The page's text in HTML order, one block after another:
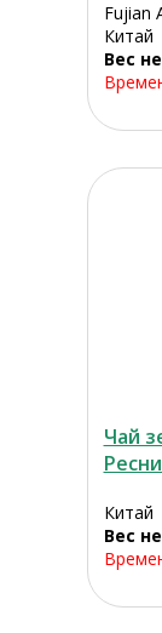
Fujian
Китай
Вес
Чай
Китай
Вес